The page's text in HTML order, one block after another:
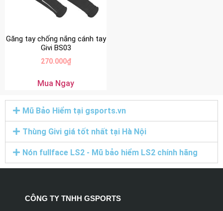
Găng tay chống nắng cánh tay
Givi BS03
270.000₫
Mua Ngay
Mũ Bảo Hiểm tại gsports.vn
Thùng Givi giá tốt nhất tại Hà Nội
Nón fullface LS2 - Mũ bảo hiểm LS2 chính hãng
CÔNG TY TNHH GSPORTS